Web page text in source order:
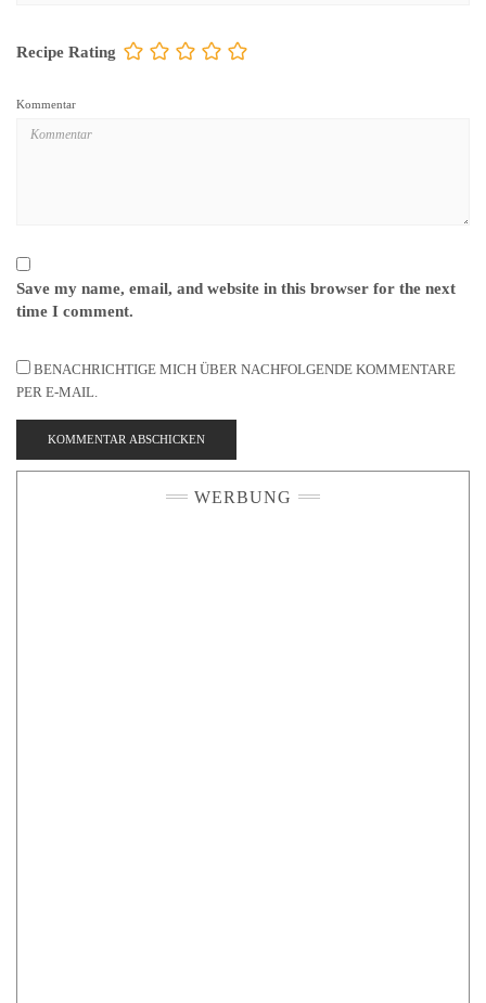
Recipe Rating
Kommentar
Save my name, email, and website in this browser for the next
time I comment.
BENACHRICHTIGE MICH ÜBER NACHFOLGENDE KOMMENTARE
PER E-MAIL.
WERBUNG